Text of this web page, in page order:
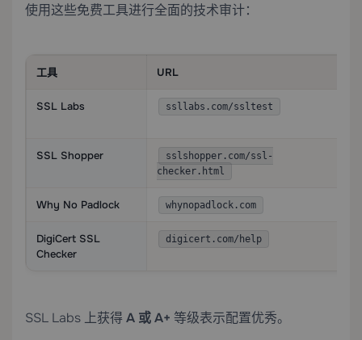
使用这些免费工具进行全面的技术审计：
工具 URL
SSL Labs ssllabs.com/ssltest
SSL Shopper
sslshopper.com/ssl-
checker.html
Why No Padlock whynopadlock.com
DigiCert SSL
Checker
digicert.com/help
SSL Labs 上获得A 或 A+ 等级表示配置优秀。